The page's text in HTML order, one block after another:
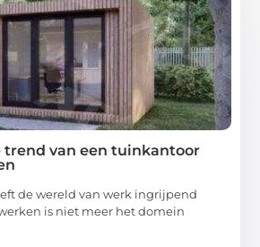
trend van een tuinkantoor
de wereld van werk ingrijpend
is niet meer het domein